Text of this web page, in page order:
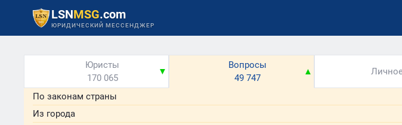
LSNMSG.com
ЮРИДИЧЕСКИЙ МЕССЕНДЖЕР
Юристы
170 065
▼
Вопросы
49 747
▲
По законам страны
Из города